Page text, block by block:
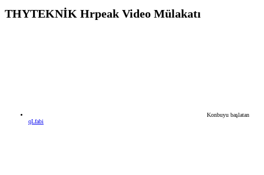
THYTEKNİK Hrpeak Video Mülakatı
Konbuyu başlatan
qLfabi